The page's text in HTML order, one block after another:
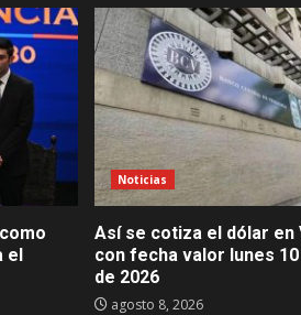
el
Noticias
Así se cotiza el dólar en
con fecha valor lunes
de 2026
agosto 8, 2026